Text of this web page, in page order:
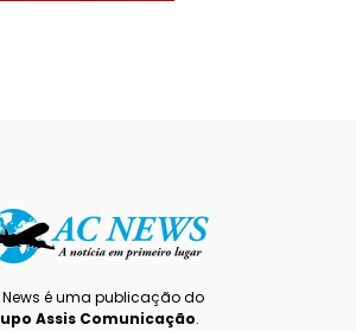
News é uma publicação do
Assis Comunicação.